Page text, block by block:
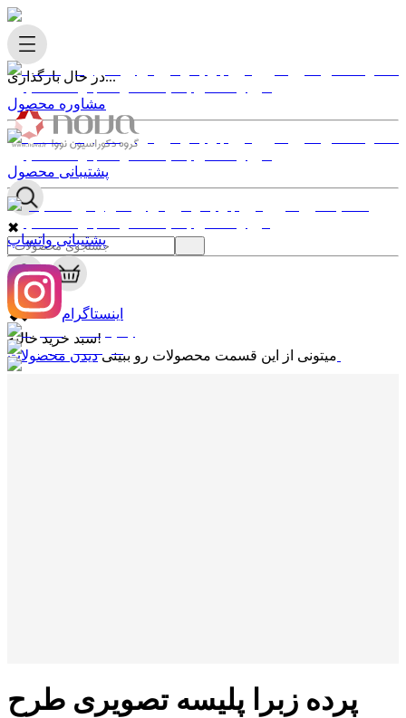
در حال بارگذاری...
✖
0
✖
سبد خرید خالیه!
میتونی از این قسمت محصولات رو ببینی
مشاوره محصول
پشتیبانی محصول
پشتیبانی واتساپ
اینستاگرام
پرده زبرا پلیسه تصویری طرح